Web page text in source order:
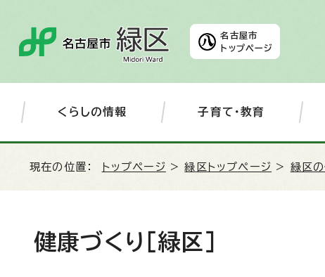
名古屋市
トップページ
くらしの情報 子育て・教育
現在の位置： トップページ >緑区トップページ > 緑区の
健康づくり［緑区］